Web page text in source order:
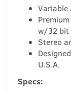
Variable
w/32 bit
Stereo
U.S.A.
Specs: